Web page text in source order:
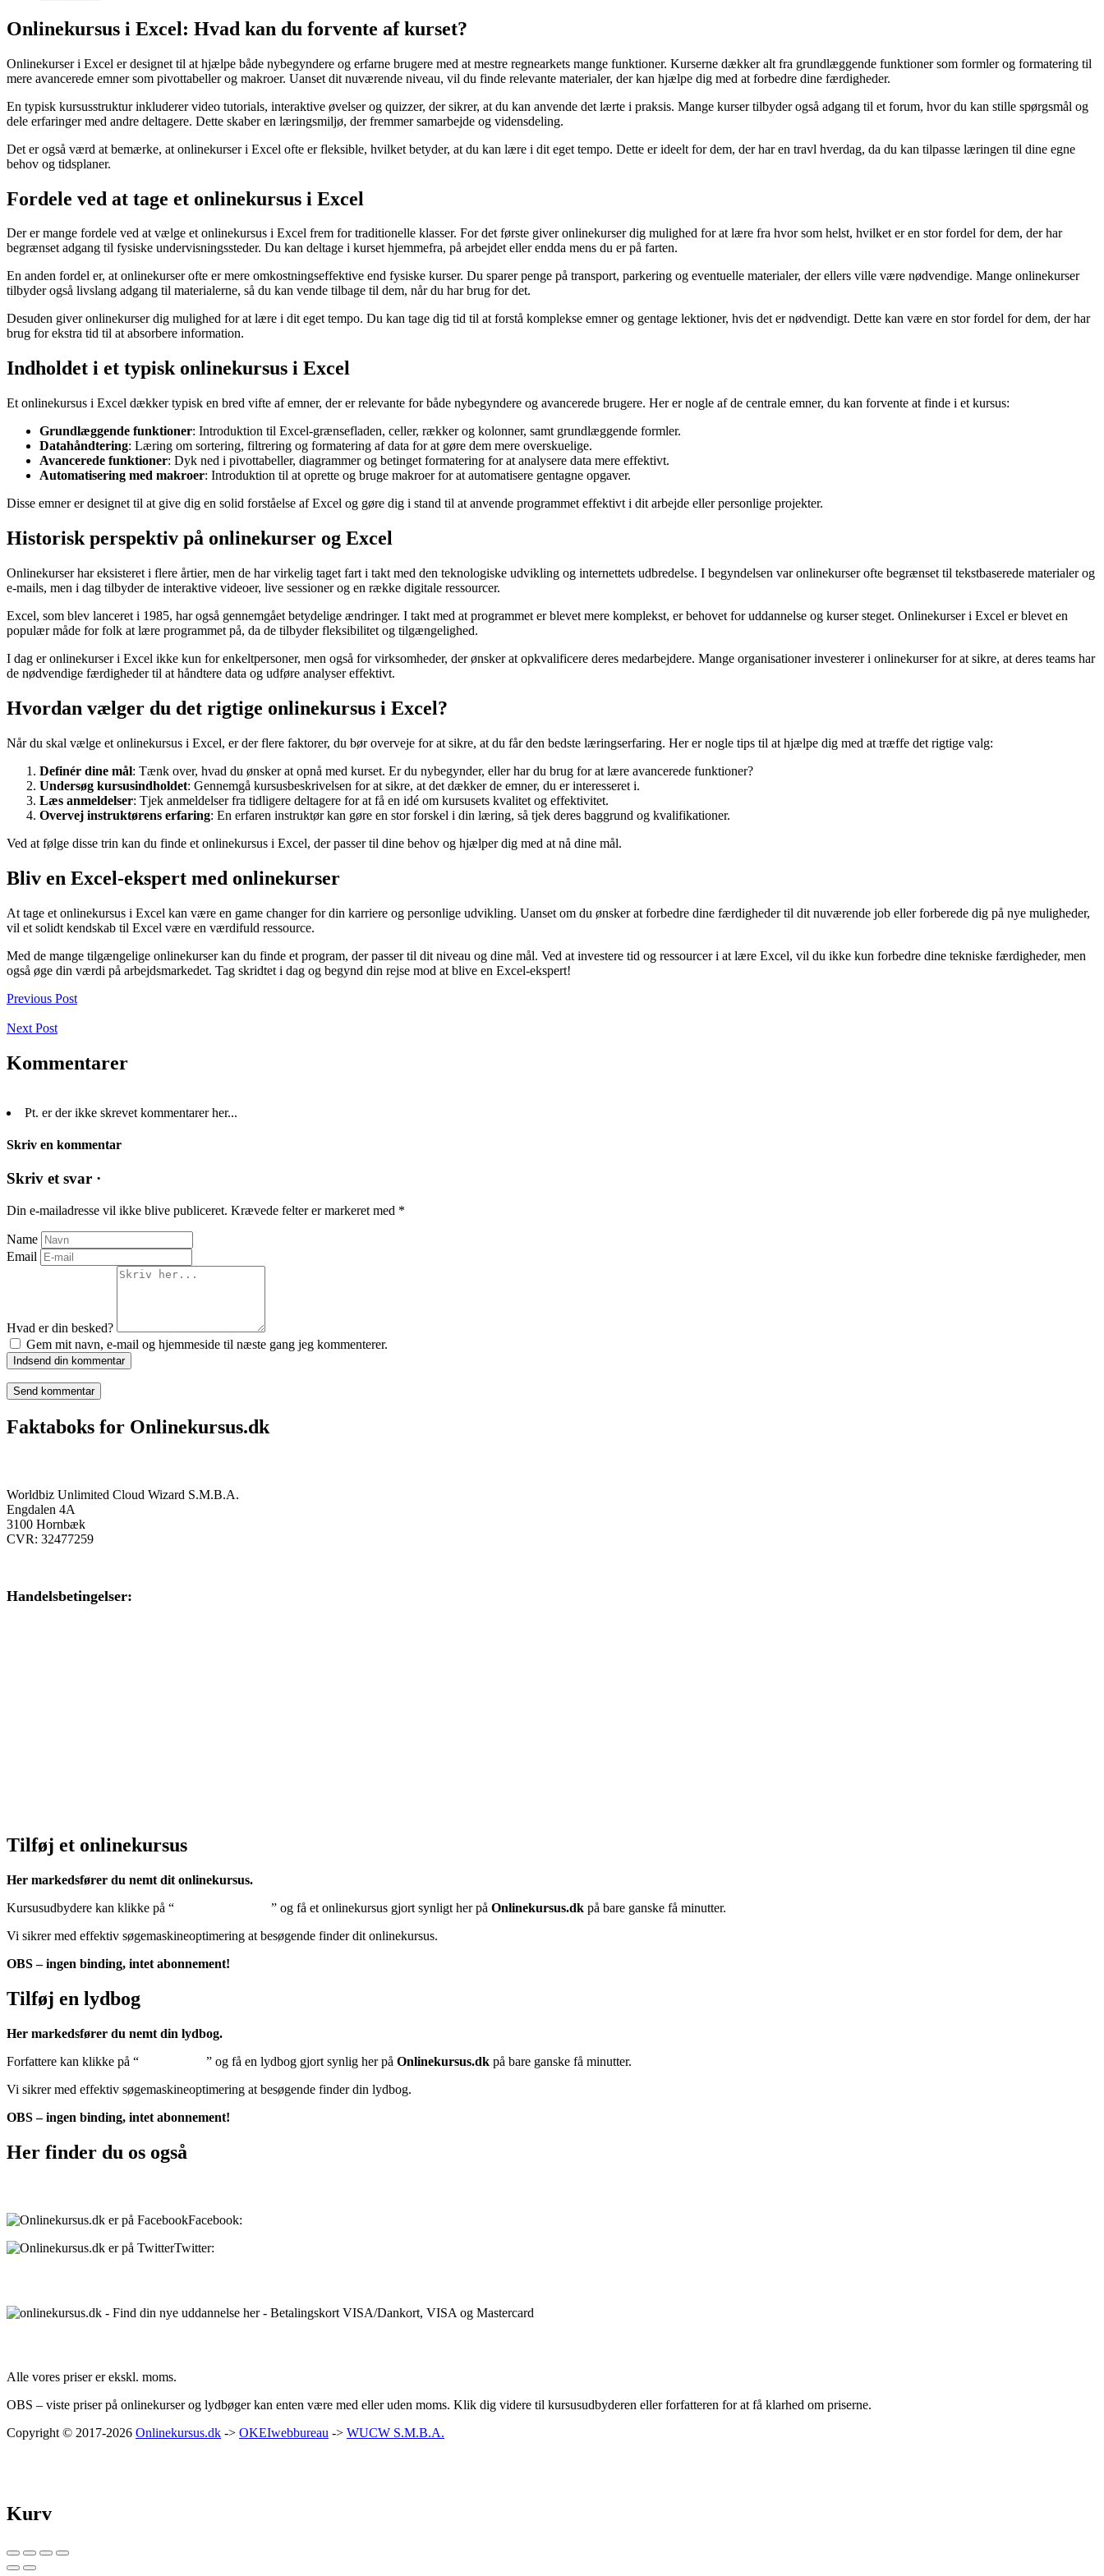
Onlinekursus i Excel: Hvad kan du forvente af kurset?
Onlinekurser i Excel er designet til at hjælpe både nybegyndere og erfarne brugere med at mestre regnearkets mange funktioner. Kurserne dækker alt fra grundlæggende funktioner som formler og formatering til
mere avancerede emner som pivottabeller og makroer. Uanset dit nuværende niveau, vil du finde relevante materialer, der kan hjælpe dig med at forbedre dine færdigheder.
En typisk kursusstruktur inkluderer video tutorials, interaktive øvelser og quizzer, der sikrer, at du kan anvende det lærte i praksis. Mange kurser tilbyder også adgang til et forum, hvor du kan stille spørgsmål og
dele erfaringer med andre deltagere. Dette skaber en læringsmiljø, der fremmer samarbejde og vidensdeling.
Det er også værd at bemærke, at onlinekurser i Excel ofte er fleksible, hvilket betyder, at du kan lære i dit eget tempo. Dette er ideelt for dem, der har en travl hverdag, da du kan tilpasse læringen til dine egne
behov og tidsplaner.
Fordele ved at tage et onlinekursus i Excel
Der er mange fordele ved at vælge et onlinekursus i Excel frem for traditionelle klasser. For det første giver onlinekurser dig mulighed for at lære fra hvor som helst, hvilket er en stor fordel for dem, der har
begrænset adgang til fysiske undervisningssteder. Du kan deltage i kurset hjemmefra, på arbejdet eller endda mens du er på farten.
En anden fordel er, at onlinekurser ofte er mere omkostningseffektive end fysiske kurser. Du sparer penge på transport, parkering og eventuelle materialer, der ellers ville være nødvendige. Mange onlinekurser
tilbyder også livslang adgang til materialerne, så du kan vende tilbage til dem, når du har brug for det.
Desuden giver onlinekurser dig mulighed for at lære i dit eget tempo. Du kan tage dig tid til at forstå komplekse emner og gentage lektioner, hvis det er nødvendigt. Dette kan være en stor fordel for dem, der har
brug for ekstra tid til at absorbere information.
Indholdet i et typisk onlinekursus i Excel
Et onlinekursus i Excel dækker typisk en bred vifte af emner, der er relevante for både nybegyndere og avancerede brugere. Her er nogle af de centrale emner, du kan forvente at finde i et kursus:
Grundlæggende funktioner: Introduktion til Excel-grænsefladen, celler, rækker og kolonner, samt grundlæggende formler.
Datahåndtering: Læring om sortering, filtrering og formatering af data for at gøre dem mere overskuelige.
Avancerede funktioner: Dyk ned i pivottabeller, diagrammer og betinget formatering for at analysere data mere effektivt.
Automatisering med makroer: Introduktion til at oprette og bruge makroer for at automatisere gentagne opgaver.
Disse emner er designet til at give dig en solid forståelse af Excel og gøre dig i stand til at anvende programmet effektivt i dit arbejde eller personlige projekter.
Historisk perspektiv på onlinekurser og Excel
Onlinekurser har eksisteret i flere årtier, men de har virkelig taget fart i takt med den teknologiske udvikling og internettets udbredelse. I begyndelsen var onlinekurser ofte begrænset til tekstbaserede materialer og
e-mails, men i dag tilbyder de interaktive videoer, live sessioner og en række digitale ressourcer.
Excel, som blev lanceret i 1985, har også gennemgået betydelige ændringer. I takt med at programmet er blevet mere komplekst, er behovet for uddannelse og kurser steget. Onlinekurser i Excel er blevet en
populær måde for folk at lære programmet på, da de tilbyder fleksibilitet og tilgængelighed.
I dag er onlinekurser i Excel ikke kun for enkeltpersoner, men også for virksomheder, der ønsker at opkvalificere deres medarbejdere. Mange organisationer investerer i onlinekurser for at sikre, at deres teams har
de nødvendige færdigheder til at håndtere data og udføre analyser effektivt.
Hvordan vælger du det rigtige onlinekursus i Excel?
Når du skal vælge et onlinekursus i Excel, er der flere faktorer, du bør overveje for at sikre, at du får den bedste læringserfaring. Her er nogle tips til at hjælpe dig med at træffe det rigtige valg:
Definér dine mål: Tænk over, hvad du ønsker at opnå med kurset. Er du nybegynder, eller har du brug for at lære avancerede funktioner?
Undersøg kursusindholdet: Gennemgå kursusbeskrivelsen for at sikre, at det dækker de emner, du er interesseret i.
Læs anmeldelser: Tjek anmeldelser fra tidligere deltagere for at få en idé om kursusets kvalitet og effektivitet.
Overvej instruktørens erfaring: En erfaren instruktør kan gøre en stor forskel i din læring, så tjek deres baggrund og kvalifikationer.
Ved at følge disse trin kan du finde et onlinekursus i Excel, der passer til dine behov og hjælper dig med at nå dine mål.
Bliv en Excel-ekspert med onlinekurser
At tage et onlinekursus i Excel kan være en game changer for din karriere og personlige udvikling. Uanset om du ønsker at forbedre dine færdigheder til dit nuværende job eller forberede dig på nye muligheder,
vil et solidt kendskab til Excel være en værdifuld ressource.
Med de mange tilgængelige onlinekurser kan du finde et program, der passer til dit niveau og dine mål. Ved at investere tid og ressourcer i at lære Excel, vil du ikke kun forbedre dine tekniske færdigheder, men
også øge din værdi på arbejdsmarkedet. Tag skridtet i dag og begynd din rejse mod at blive en Excel-ekspert!
Previous Post
Next Post
Kommentarer
Pt. er der ikke skrevet kommentarer her...
Skriv en kommentar
Skriv et svar ·
Din e-mailadresse vil ikke blive publiceret. Krævede felter er markeret med *
Name
Email
Hvad er din besked?
Gem mit navn, e-mail og hjemmeside til næste gang jeg kommenterer.
Indsend din kommentar
Faktaboks for Onlinekursus.dk
Worldbiz Unlimited Cloud Wizard S.M.B.A.
Engdalen 4A
3100 Hornbæk
CVR: 32477259
Handelsbetingelser:
Tilføj et onlinekursus
Her markedsfører du nemt dit onlinekursus.
Kursusudbydere kan klikke på “
” og få et onlinekursus gjort synligt her på Onlinekursus.dk på bare ganske få minutter.
Vi sikrer med effektiv søgemaskineoptimering at besøgende finder dit onlinekursus.
OBS – ingen binding, intet abonnement!
Tilføj en lydbog
Her markedsfører du nemt din lydbog.
Forfattere kan klikke på “
” og få en lydbog gjort synlig her på Onlinekursus.dk på bare ganske få minutter.
Vi sikrer med effektiv søgemaskineoptimering at besøgende finder din lydbog.
OBS – ingen binding, intet abonnement!
Her finder du os også
Facebook:
Twitter:
Alle vores priser er ekskl. moms.
OBS – viste priser på onlinekurser og lydbøger kan enten være med eller uden moms. Klik dig videre til kursusudbyderen eller forfatteren for at få klarhed om priserne.
Copyright © 2017-2026 Onlinekursus.dk -> OKEIwebbureau -> WUCW S.M.B.A.
Kurv